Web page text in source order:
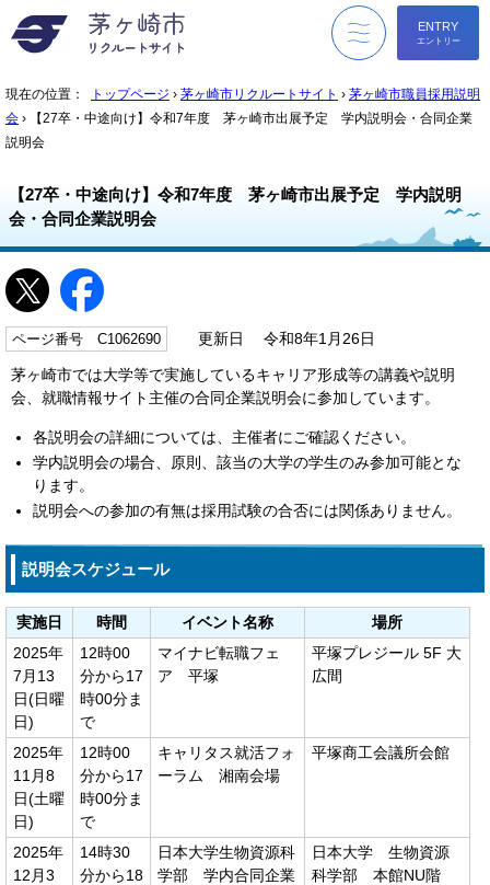
ENTRY
エントリー
現在の位置： トップページ › 茅ヶ崎市リクルートサイト › 茅ヶ崎市職員採用説明
会 › 【27卒・中途向け】令和7年度 茅ヶ崎市出展予定 学内説明会・合同企業
説明会
【27卒・中途向け】令和7年度 茅ヶ崎市出展予定 学内説明
会・合同企業説明会
ページ番号 C1062690 更新日 令和8年1月26日
茅ヶ崎市では大学等で実施しているキャリア形成等の講義や説明
会、就職情報サイト主催の合同企業説明会に参加しています。
各説明会の詳細については、主催者にご確認ください。
学内説明会の場合、原則、該当の大学の学生のみ参加可能とな
ります。
説明会への参加の有無は採用試験の合否には関係ありません。
説明会スケジュール
実施日 時間 イベント名称
場所
2025年
7月13
日(日曜
日)
12時00
分から17
時00分ま
で
マイナビ転職フェ
ア 平塚
平塚プレジール 5F 大
広間
2025年
11月8
日(土曜
日)
12時00
分から17
時00分ま
で
キャリタス就活フォ
ーラム 湘南会場
平塚商工会議所会館
2025年
12月3
14時30
分から18
日本大学生物資源科
学部 学内合同企業
日本大学 生物資源
科学部 本館NU階